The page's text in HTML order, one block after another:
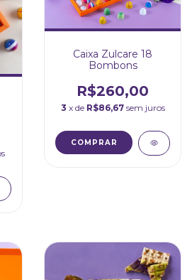
Caixa Zulcare 18
Bombons
R$260,00
3 x de R$86,67sem juros